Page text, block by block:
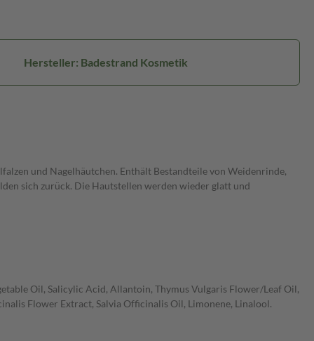
Hersteller: Badestrand Kosmetik
und Nagelhäutchen. Enthält Bestandteile von Weidenrinde,
sich zurück. Die Hautstellen werden wieder glatt und
Oil, Salicylic Acid, Allantoin, Thymus Vulgaris Flower/Leaf Oil,
Flower Extract, Salvia Officinalis Oil, Limonene, Linalool.